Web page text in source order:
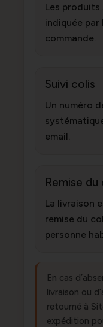
Les produits
indiquée
commande.
Suivi colis
Un numéro
email.
Remise du
La livraison
remise du
personne
En cas
livraison ou
retourné à
expédition